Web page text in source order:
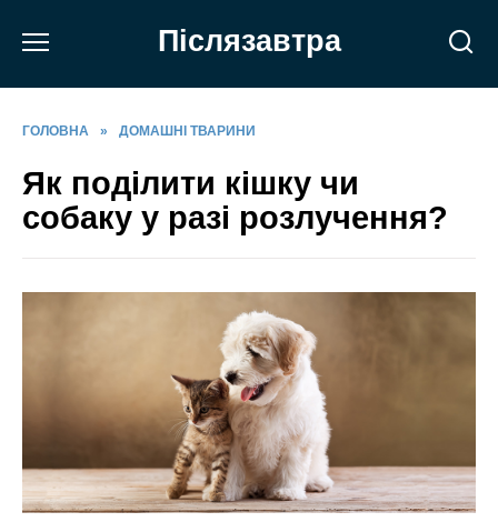
Післязавтра
ГОЛОВНА » ДОМАШНІ ТВАРИНИ
Як поділити кішку чи
собаку у разі розлучення?